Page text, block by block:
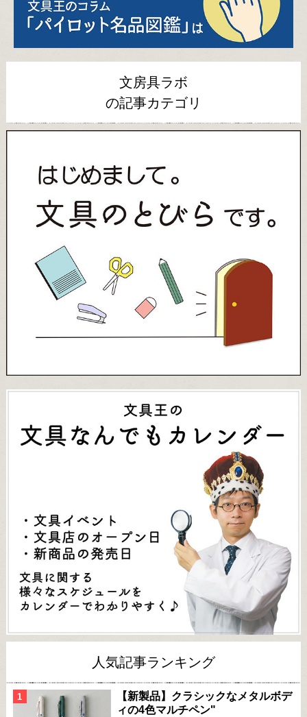
文房具ラボ
の記事カテゴリ
人気記事ランキング
【新製品】クラシックなメタルボデ
ィの4色マルチペン"